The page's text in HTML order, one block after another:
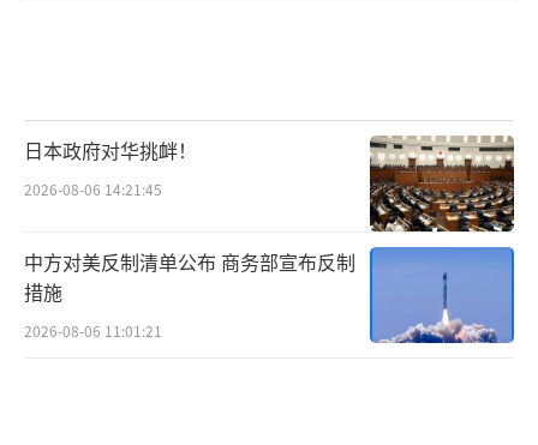
日本政府对华挑衅！
2026-08-06 14:21:45
中方对美反制清单公布 商务部宣布反制
措施
2026-08-06 11:01:21